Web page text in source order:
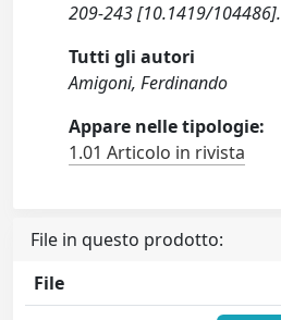
209-243 [10.1419/104486].
Tutti gli autori
Amigoni, Ferdinando
Appare nelle tipologie:
1.01 Articolo in rivista
File in questo prodotto:
File